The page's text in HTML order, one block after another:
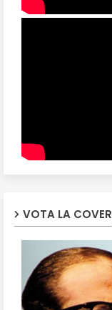
VOTA LA COVER